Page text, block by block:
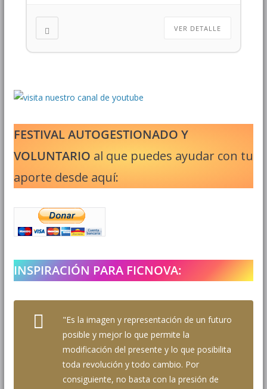
VER DETALLE
FESTIVAL AUTOGESTIONADO Y
VOLUNTARIO al que puedes ayudar con tu
aporte desde aquí:
INSPIRACIÓN PARA FICNOVA:
"Es la imagen y representación de un futuro
posible y mejor lo que permite la
modificación del presente y lo que posibilita
toda revolución y todo cambio. Por
consiguiente, no basta con la presión de